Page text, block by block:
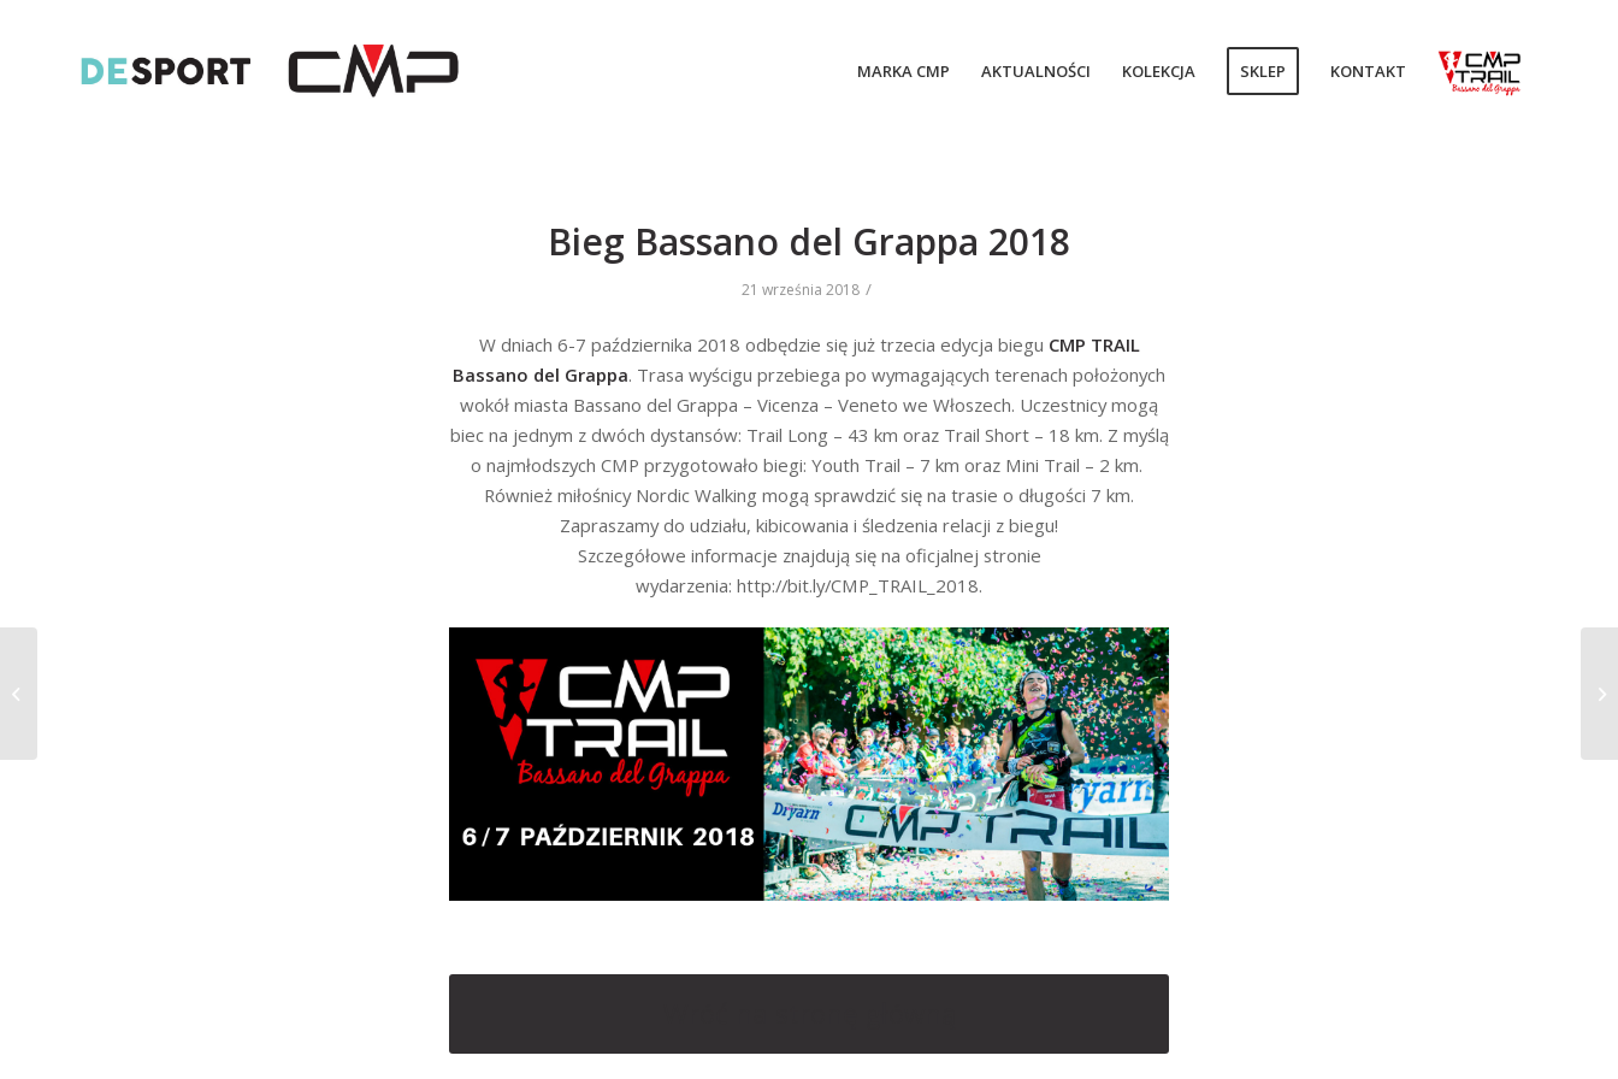
MARKA CMP AKTUALNOŚCI KOLEKCJA SKLEP KONTAKT
Bieg Bassano del Grappa 2018
21 września 2018 /
W dniach 6-7 października 2018 odbędzie się już trzecia edycja biegu CMP TRAIL
Bassano del Grappa. Trasa wyścigu przebiega po wymagających terenach położonych
wokół miasta Bassano del Grappa – Vicenza – Veneto we Włoszech. Uczestnicy mogą
biec na jednym z dwóch dystansów: Trail Long – 43 km oraz Trail Short – 18 km. Z myślą
o najmłodszych CMP przygotowało biegi: Youth Trail – 7 km oraz Mini Trail – 2 km.
Również miłośnicy Nordic Walking mogą sprawdzić się na trasie o długości 7 km.
Zapraszamy do udziału, kibicowania i śledzenia relacji z biegu!
Szczegółowe informacje znajdują się na oficjalnej stronie
wydarzenia: http://bit.ly/CMP_TRAIL_2018.